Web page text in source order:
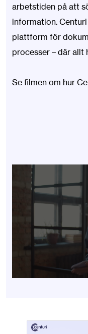
arbetstiden på att
information.
plattform för
processer – där allt
Se filmen om hur